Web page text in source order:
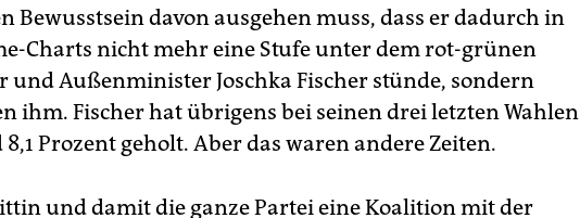
Bewusstsein davon ausgehen muss, dass er dadurch in
Charts nicht mehr eine Stufe unter dem rot-grünen
und Außenminister Joschka Fischer stünde, sondern
ihm. Fischer hat übrigens bei seinen drei letzten Wahlen
8,1 Prozent geholt. Aber das waren andere Zeiten.
und damit die ganze Partei eine Koalition mit der